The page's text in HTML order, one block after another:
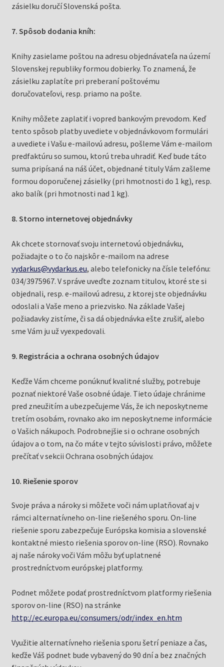
zásielku doručí Slovenská pošta.
7. Spôsob dodania kníh:
Knihy zasielame poštou na adresu objednávateľa na území
Slovenskej republiky formou dobierky. To znamená, že
zásielku zaplatíte pri preberaní poštovému
doručovateľovi, resp. priamo na pošte.
Knihy môžete zaplatiť i vopred bankovým prevodom. Keď
tento spôsob platby uvediete v objednávkovom formulári
a uvediete i Vašu e-mailovú adresu, pošleme Vám e-mailom
predfaktúru so sumou, ktorú treba uhradiť. Keď bude táto
suma pripísaná na náš účet, objednané tituly Vám zašleme
formou doporučenej zásielky (pri hmotnosti do 1 kg), resp.
ako balík (pri hmotnosti nad 1 kg).
8. Storno internetovej objednávky
Ak chcete stornovať svoju internetovú objednávku,
požiadajte o to čo najskôr e-mailom na adrese
vydarkus@vydarkus.eu, alebo telefonicky na čísle telefónu:
034/3975967. V správe uveďte zoznam titulov, ktoré ste si
objednali, resp. e-mailovú adresu, z ktorej ste objednávku
odoslali a Vaše meno a priezvisko. Na základe Vašej
požiadavky zistíme, či sa dá objednávka ešte zrušiť, alebo
sme Vám ju už vyexpedovali.
9. Registrácia a ochrana osobných údajov
Keďže Vám chceme ponúknuť kvalitné služby, potrebuje
poznať niektoré Vaše osobné údaje. Tieto údaje chránime
pred zneužitím a ubezpečujeme Vás, že ich neposkytneme
tretím osobám, rovnako ako im neposkytneme informácie
o Vašich nákupoch. Podrobnejšie si o ochrane osobných
údajov a o tom, na čo máte v tejto súvislosti právo, môžete
prečítať v sekcii Ochrana osobných údajov.
10. Riešenie sporov
Svoje práva a nároky si môžete voči nám uplatňovať aj v
rámci alternatívneho on-line riešeného sporu. On-line
riešenie sporu zabezpečuje Európska komisia a slovenské
kontaktné miesto riešenia sporov on-line (RSO). Rovnako
aj naše nároky voči Vám môžu byť uplatnené
prostredníctvom európskej platformy.
Podnet môžete podať prostredníctvom platformy riešenia
sporov on-line (RSO) na stránke
http://ec.europa.eu/consumers/odr/index_en.htm
Využitie alternatívneho riešenia sporu šetrí peniaze a čas,
keďže Váš podnet bude vybavený do 90 dní a bez značných